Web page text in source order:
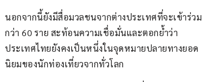
นอกจากนี้ยังมีสื่อมวลชนจากต่างประเทศที่จะเข้าร่วม
กว่า 60 ราย สะท้อนความเชื่อมั่นและตอกย้ำว่า
ประเทศไทยยังคงเป็นหนึ่งในจุดหมายปลายทางยอด
นิยมของนักท่องเที่ยวจากทั่วโลก